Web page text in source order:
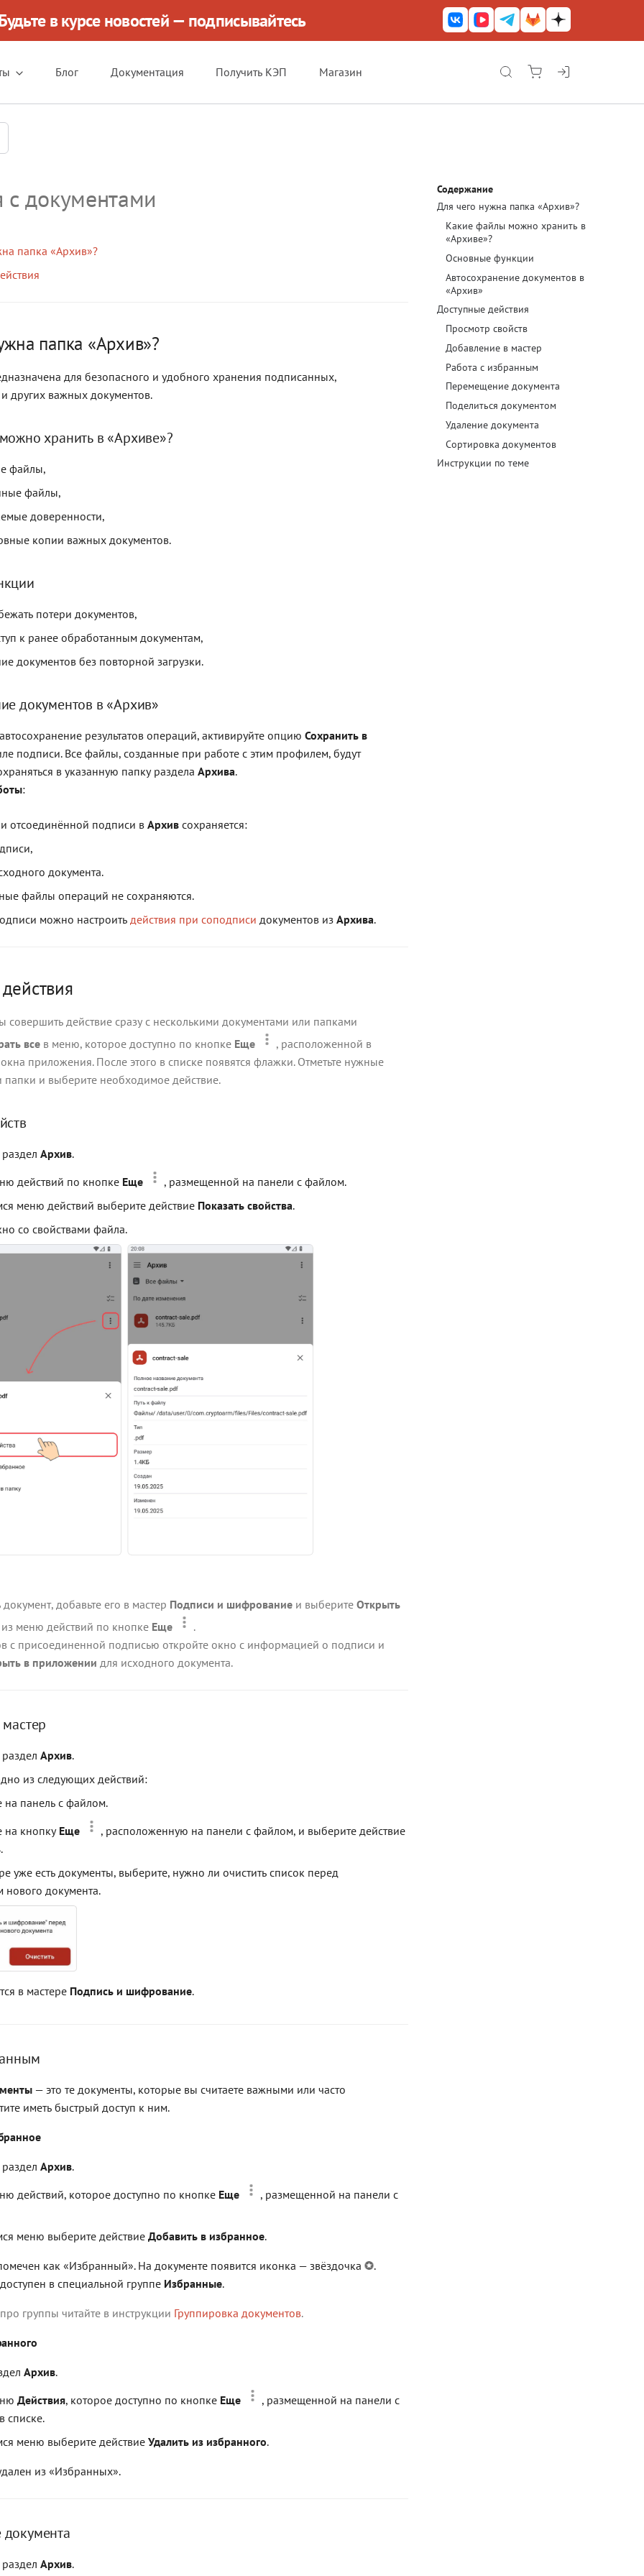
в курсе новостей — подписывайтесь
Блог Документация Получить КЭП Магазин
КриптоАРМ ГОСТ
КриптоАРМ Mobile
КриптоАРМ Документы
Блог
Документация
Получить КЭП
Магазин
Полная версия сайта
Содержание
Для чего нужна папка «Архив»?
Какие файлы можно хранить в
«Архиве»?
Основные функции
Автосохранение документов в
«Архив»
Доступные действия
Просмотр свойств
Добавление в мастер
Работа с избранным
Перемещение документа
Поделиться документом
Удаление документа
Сортировка документов
Инструкции по теме
с документами
папка «Архив»?
папка «Архив»?
для безопасного и удобного хранения подписанных,
других важных документов.
хранить в «Архиве»?
файлы,
файлы,
доверенности,
копии важных документов.
потери документов,
к ранее обработанным документам,
документов без повторной загрузки.
документов в «Архив»
результатов операций, активируйте опцию Сохранить в
подписи. Все файлы, созданные при работе с этим профилем, будут
в указанную папку раздела Архива.
:
отсоединённой подписи вАрхив сохраняется:
документа.
файлы операций не сохраняются.
можно настроить действия при соподписи документов из Архива.
совершить действие сразу с несколькими документами или папками
все в меню, которое доступно по кнопке Еще
, расположенной в
приложения. После этого в списке появятся флажки. Отметьте нужные
папки и выберите необходимое действие.
Архив.
действий по кнопке Еще
, размещенной на панели с файлом.
меню действий выберите действие Показать свойства.
со свойствами файла.
добавьте его в мастер Подписи и шифрование и выберите Открыть
из меню действий по кнопке Еще
.
с присоединенной подписью откройте окно с информацией о подписи и
в приложении для исходного документа.
Архив.
из следующих действий:
на панель с файлом.
на кнопку Еще
, расположенную на панели с файлом, и выберите действие
.
уже есть документы, выберите, нужно ли очистить список перед
нового документа.
в мастере Подпись и шифрование.
— это те документы, которые вы считаете важными или часто
иметь быстрый доступ к ним.
Архив.
действий, которое доступно по кнопке Еще
, размещенной на панели с
меню выберите действие Добавить в избранное.
как «Избранный». На документе появится иконка — звёздочка
.
в специальной группе Избранные.
группы читайте в инструкции Группировка документов.
Архив.
Действия, которое доступно по кнопке Еще
, размещенной на панели с
списке.
меню выберите действие Удалить из избранного.
из «Избранных».
Архив.